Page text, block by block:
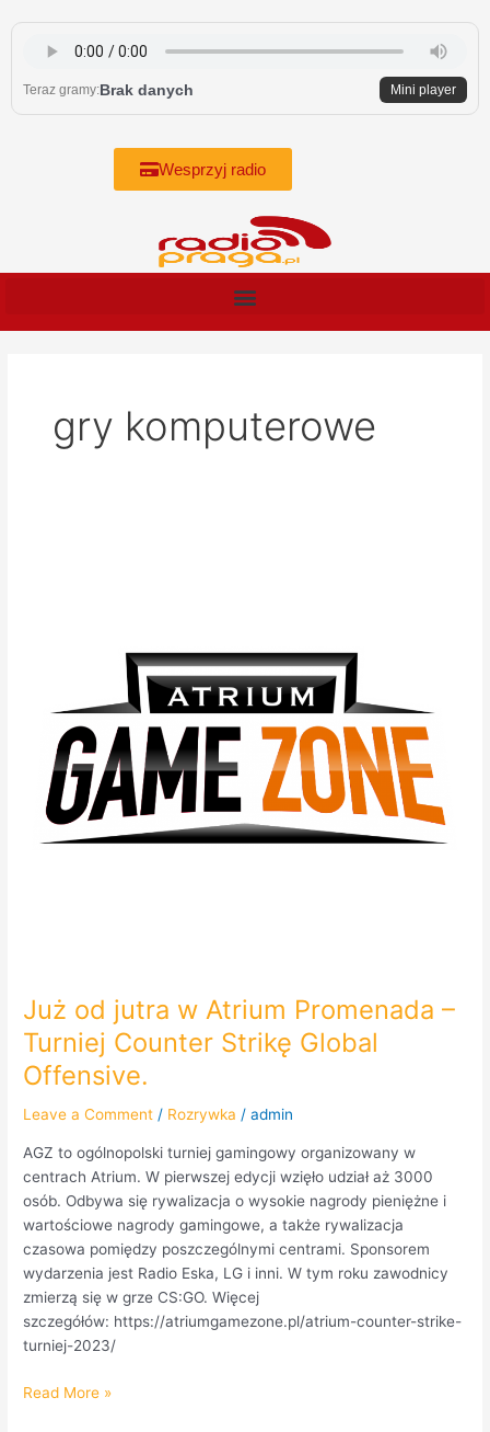
content
Teraz gramy:Brak danych Mini player
Wesprzyj radio
gry komputerowe
Już od jutra w Atrium Promenada –
Turniej Counter Strikę Global
Offensive.
Leave a Comment / Rozrywka /admin
AGZ to ogólnopolski turniej gamingowy organizowany w
centrach Atrium. W pierwszej edycji wzięło udział aż 3000
osób. Odbywa się rywalizacja o wysokie nagrody pieniężne i
wartościowe nagrody gamingowe, a także rywalizacja
czasowa pomiędzy poszczególnymi centrami. Sponsorem
wydarzenia jest Radio Eska, LG i inni. W tym roku zawodnicy
zmierzą się w grze CS:GO. Więcej
szczegółów: https://atriumgamezone.pl/atrium-counter-strike-
turniej-2023/
Counter
Strikę
Global
Offensive.
Read More »